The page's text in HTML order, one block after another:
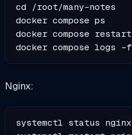
cd /root/many-notes
docker compose ps
docker compose restart
Nginx:
systemctl status nginx